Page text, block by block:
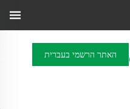
האתר הרשמי בעברית